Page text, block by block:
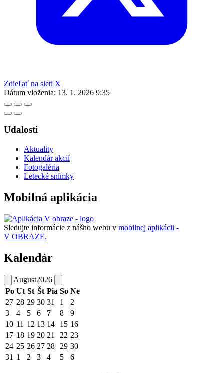
Zdieľať na sieti X
Dátum vloženia: 13. 1. 2026 9:35
Udalosti
Aktuality
Kalendár akcií
Fotogaléria
Letecké snímky
Mobilná aplikácia
Sledujte informácie z nášho webu v mobilnej aplikácii -
V OBRAZE.
Kalendár
August2026
Po Ut St Št Pia So Ne
27 28 29 30 31 1
2
3
4 5 6 7 8
9
10 11 12 13 14 15 16
17 18 19 20 21 22 23
24 25 26 27 28 29 30
31 1 2 3 4 5 6